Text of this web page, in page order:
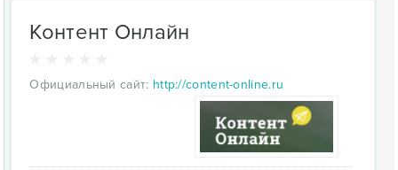
Контент Онлайн
Официальный сайт: http://content-online.ru